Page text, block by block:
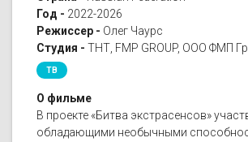
Год - 2022-2026
Режиссер - Олег Чаурс
Студия - ТНТ, FMP GROUP, ООО ФМП
ТВ
О фильме
В проекте «Битва экстрасенсов»
обладающими необычными